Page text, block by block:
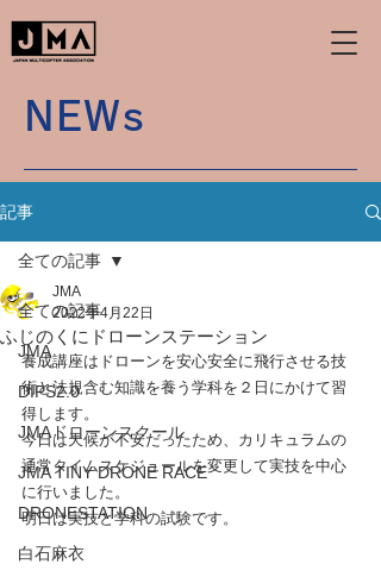
NEWs
記事
全ての記事
JMA
DIPS2.0
JMAドローンスクール
JMA TINY DRONE RACE
DRONESTATION
白石麻衣
全ての記事
ふじのくにドローンステーション
JMA
2022年4月22日
養成講座はドローンを安心安全に飛行させる技
術と法規含む知識を養う学科を２日にかけて習
得します。
今日は天候が不安だったため、カリキュラムの
通常タイムスケジュールを変更して実技を中心
に行いました。
明日は実技と学科の試験です。